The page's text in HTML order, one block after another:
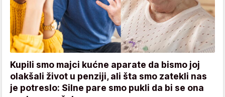
Kupili smo majci kućne aparate da bismo joj
olakšali život u penziji, ali šta smo zatekli nas
je potreslo: Silne pare smo pukli da bi se ona